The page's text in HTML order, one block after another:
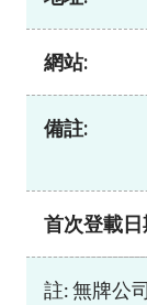
新聞稿及公
加入本會
網站:
備註:
首次登載日
註: 無牌公